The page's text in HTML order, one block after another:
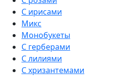
С ирисами
Микс
Монобукеты
С герберами
С лилиями
С хризантемами